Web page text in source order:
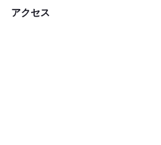
アクセス